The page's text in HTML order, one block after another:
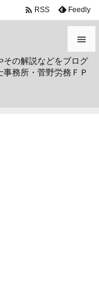
その解説などをブログ
務所・菅野労務ＦＰ


メニュ
 RSS Feedly